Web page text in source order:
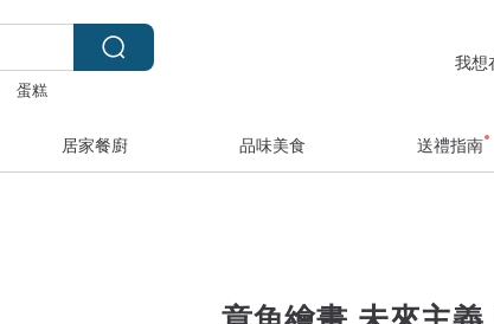
蛋糕
我想
居家餐廚 品味美食 送禮指南